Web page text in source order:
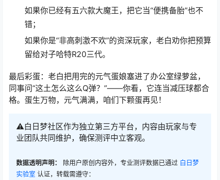
如果你已经有五六款大魔王，把它当“便携备胎”也不
错；
如果你是“非高刺激不欢”的资深玩家，老白劝你把预算
留给对子哈特R20三代。
最后彩蛋：老白把用完的元气蛋娘塞进了办公室绿萝盆，
同事问“这土怎么这么Q弹？”——你看，它连当减压球都合
格。蛋生万物，元气满满，咱们下颗蛋再见！
⚠️白日梦社区作为独立第三方平台，内容由玩家与专
业团队共同维护，确保测评中立客观。
数据透明声明： 除用户原创内容外，专业测评数据已通过 白日梦
实验室 认证，转载需遵守：